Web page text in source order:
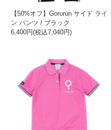
【50%オフ】Gorurun サイド ライ
ン パンツ / ブラック
6,400円(税込7,040円)